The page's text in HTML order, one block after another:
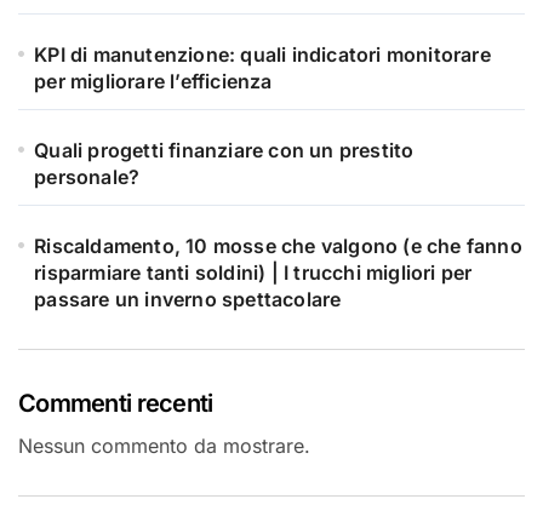
KPI di manutenzione: quali indicatori monitorare
per migliorare l’efficienza
Quali progetti finanziare con un prestito
personale?
Riscaldamento, 10 mosse che valgono (e che fanno
risparmiare tanti soldini) | I trucchi migliori per
passare un inverno spettacolare
Commenti recenti
Nessun commento da mostrare.